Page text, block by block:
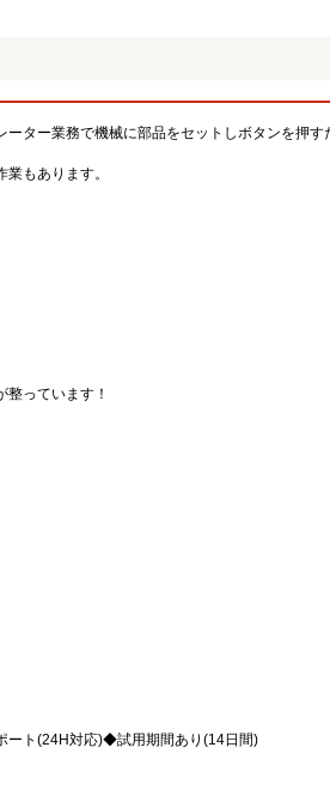
ーター業務で機械に部品をセットしボタンを押す
もあります。
っています！
ト(24H対応)◆試用期間あり(14日間)